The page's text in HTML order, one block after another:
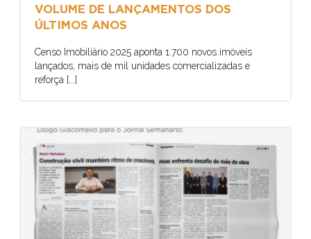
VOLUME DE LANÇAMENTOS DOS
ÚLTIMOS ANOS
Censo Imobiliário 2025 aponta 1.700 novos imóveis
lançados, mais de mil unidades comercializadas e
reforça [...]